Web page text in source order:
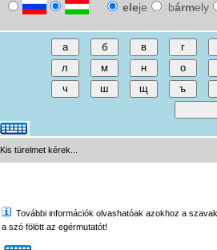
eleje bármely
Kis türelmet kérek...
További információk olvashatóak azokhoz a
a szó fölött az egérmutatót!